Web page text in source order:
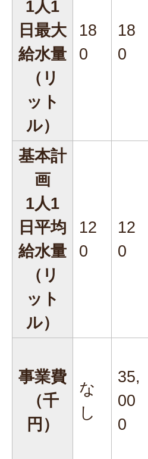
1人1
日最大
給水量
（リ
ット
ル）
18
0
18
0
基本計
画
1人1
日平均
給水量
（リ
ット
ル）
12
0
12
0
事業費
（千
円）
な
し
35,
00
0